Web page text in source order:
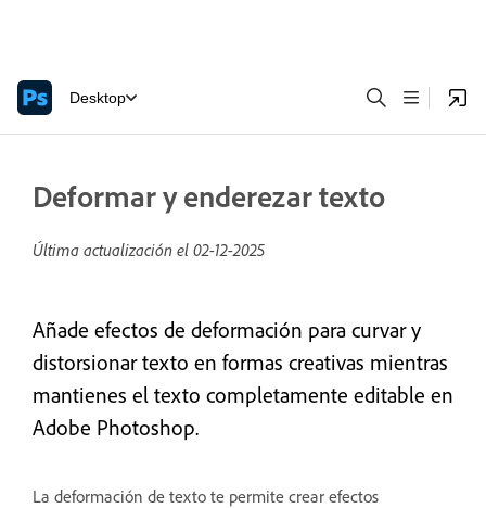
Desktop
Deformar y enderezar texto
Última actualización el 02-12-2025
Añade efectos de deformación para curvar y
distorsionar texto en formas creativas mientras
mantienes el texto completamente editable en
Adobe Photoshop.
La deformación de texto te permite crear efectos